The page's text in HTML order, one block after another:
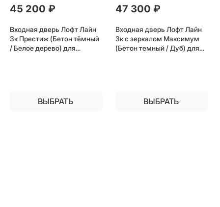
45 200 ₽
Входная дверь Лофт Лайн
3к Престиж (Бетон тёмный
/ Белое дерево) для
ВЫБРАТЬ
47 300 ₽
Входная дверь Лофт Лайн
3к с зеркалом Максимум
(Бетон темный / Дуб) для
ВЫБРАТЬ